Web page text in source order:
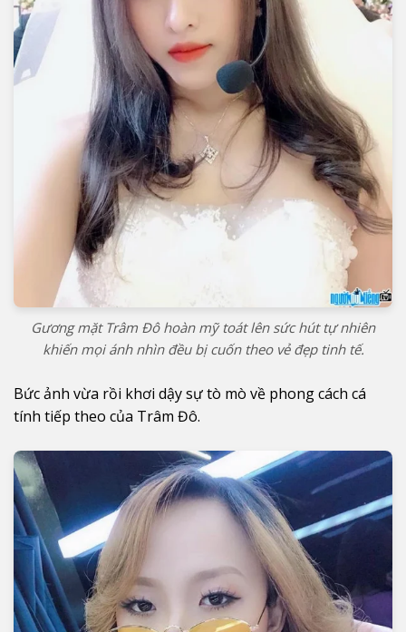
Gương mặt Trâm Đô hoàn mỹ toát lên sức hút tự nhiên
khiến mọi ánh nhìn đều bị cuốn theo vẻ đẹp tinh tế.
Bức ảnh vừa rồi khơi dậy sự tò mò về phong cách cá
tính tiếp theo của Trâm Đô.